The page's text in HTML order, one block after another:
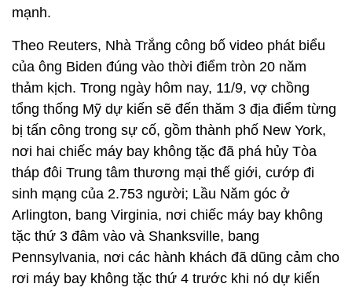
mạnh.
Theo Reuters, Nhà Trắng công bố video phát biểu
của ông Biden đúng vào thời điểm tròn 20 năm
thảm kịch. Trong ngày hôm nay, 11/9, vợ chồng
tổng thống Mỹ dự kiến sẽ đến thăm 3 địa điểm từng
bị tấn công trong sự cố, gồm thành phố New York,
nơi hai chiếc máy bay không tặc đã phá hủy Tòa
tháp đôi Trung tâm thương mại thế giới, cướp đi
sinh mạng của 2.753 người; Lầu Năm góc ở
Arlington, bang Virginia, nơi chiếc máy bay không
tặc thứ 3 đâm vào và Shanksville, bang
Pennsylvania, nơi các hành khách đã dũng cảm cho
rơi máy bay không tặc thứ 4 trước khi nó dự kiến